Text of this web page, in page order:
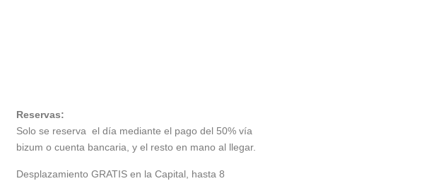
Reservas:
Solo se reserva el día mediante el pago del 50% vía
bizum o cuenta bancaria, y el resto en mano al llegar.
Desplazamiento GRATIS en la Capital, hasta 8